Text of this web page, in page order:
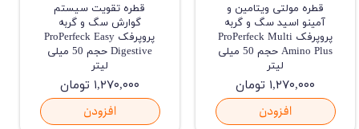
قطره مولتی ویتامین و
آمینو اسید سگ و گربه
پروپرفک ProPerfeck Multi
Amino Plus حجم 50 میلی
لیتر
۱,۲۷۰,۰۰۰ تومان
افزودن
قطره تقویت سیستم
گوارش سگ و گربه
پروپرفک ProPerfeck Easy
Digestive حجم 50 میلی
لیتر
۱,۲۷۰,۰۰۰ تومان
افزودن